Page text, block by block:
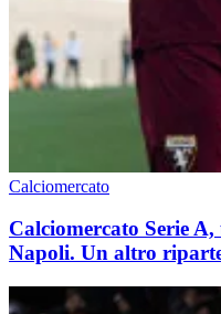
Calciomercato
Calciomercato Serie
Napoli. Un altro